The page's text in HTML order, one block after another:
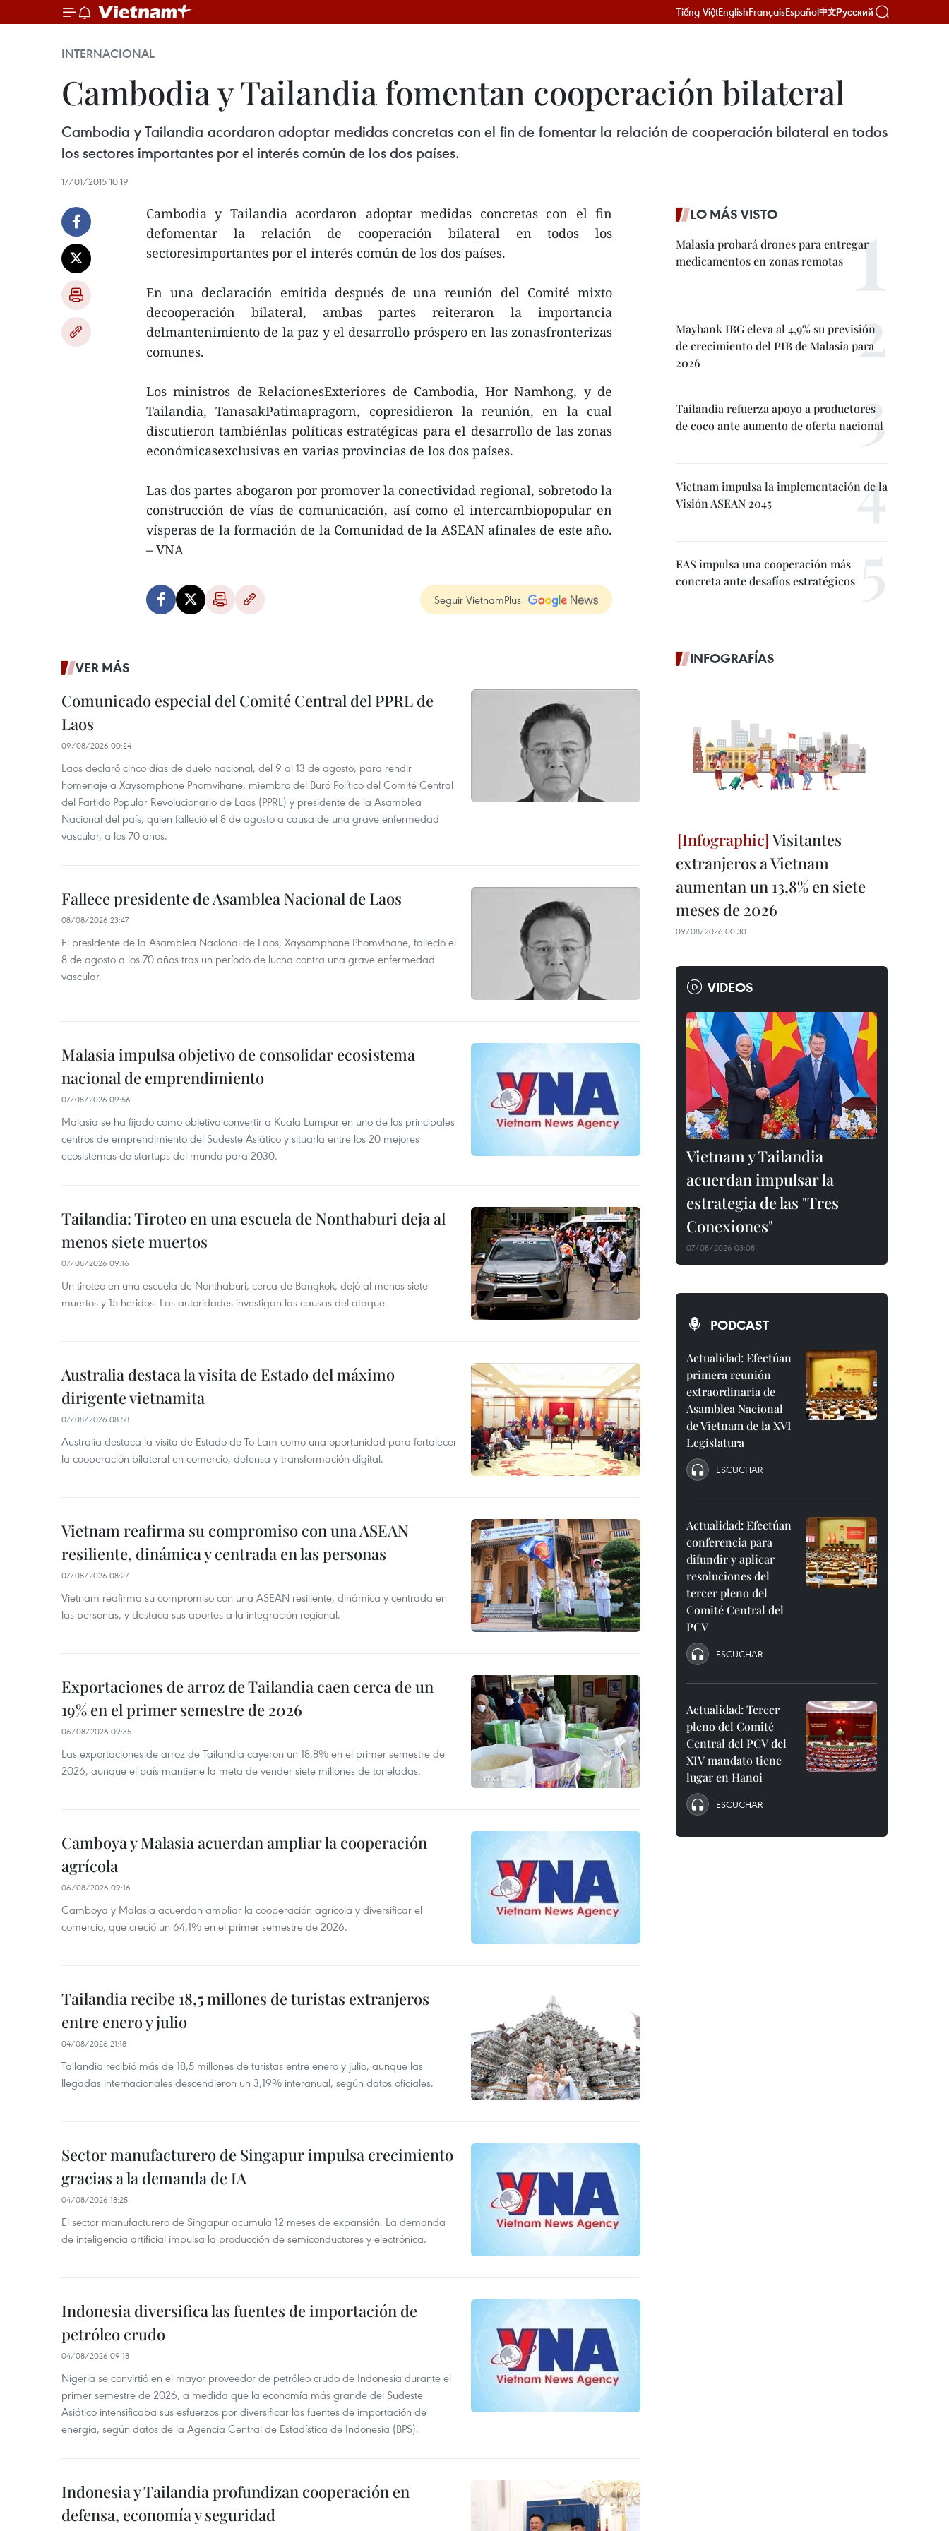
Tiếng ViệtEnglishFrançaisEspañol中文Русский
INTERNACIONAL
Cambodia y Tailandia fomentan cooperación bilateral
Cambodia y Tailandia acordaron adoptar medidas concretas con el fin de fomentar la relación de cooperación bilateral en todos
los sectores importantes por el interés común de los dos países.
17/01/2015 10:19
Cambodia y Tailandia acordaron adoptar medidas concretas con el fin
defomentar la relación de cooperación bilateral en todos los
sectoresimportantes por el interés común de los dos países.
En una declaración emitida después de una reunión del Comité mixto
decooperación bilateral, ambas partes reiteraron la importancia
delmantenimiento de la paz y el desarrollo próspero en las zonasfronterizas
comunes.
Los ministros de RelacionesExteriores de Cambodia, Hor Namhong, y de
Tailandia, TanasakPatimapragorn, copresidieron la reunión, en la cual
discutieron tambiénlas políticas estratégicas para el desarrollo de las zonas
económicasexclusivas en varias provincias de los dos países.
Las dos partes abogaron por promover la conectividad regional, sobretodo la
construcción de vías de comunicación, así como el intercambiopopular en
vísperas de la formación de la Comunidad de la ASEAN afinales de este año.
– VNA
Seguir VietnamPlus
VER MÁS
Comunicado especial del Comité Central del PPRL de
Laos
09/08/2026 00:24
Laos declaró cinco días de duelo nacional, del 9 al 13 de agosto, para rendir
homenaje a Xaysomphone Phomvihane, miembro del Buró Político del Comité Central
del Partido Popular Revolucionario de Laos (PPRL) y presidente de la Asamblea
Nacional del país, quien falleció el 8 de agosto a causa de una grave enfermedad
vascular, a los 70 años.
Fallece presidente de Asamblea Nacional de Laos
08/08/2026 23:47
El presidente de la Asamblea Nacional de Laos, Xaysomphone Phomvihane, falleció el
8 de agosto a los 70 años tras un período de lucha contra una grave enfermedad
vascular.
Malasia impulsa objetivo de consolidar ecosistema
nacional de emprendimiento
07/08/2026 09:56
Malasia se ha fijado como objetivo convertir a Kuala Lumpur en uno de los principales
centros de emprendimiento del Sudeste Asiático y situarla entre los 20 mejores
ecosistemas de startups del mundo para 2030.
Tailandia: Tiroteo en una escuela de Nonthaburi deja al
menos siete muertos
07/08/2026 09:16
Un tiroteo en una escuela de Nonthaburi, cerca de Bangkok, dejó al menos siete
muertos y 15 heridos. Las autoridades investigan las causas del ataque.
Australia destaca la visita de Estado del máximo
dirigente vietnamita
07/08/2026 08:58
Australia destaca la visita de Estado de To Lam como una oportunidad para fortalecer
la cooperación bilateral en comercio, defensa y transformación digital.
Vietnam reafirma su compromiso con una ASEAN
resiliente, dinámica y centrada en las personas
07/08/2026 08:27
Vietnam reafirma su compromiso con una ASEAN resiliente, dinámica y centrada en
las personas, y destaca sus aportes a la integración regional.
Exportaciones de arroz de Tailandia caen cerca de un
19% en el primer semestre de 2026
06/08/2026 09:35
Las exportaciones de arroz de Tailandia cayeron un 18,8% en el primer semestre de
2026, aunque el país mantiene la meta de vender siete millones de toneladas.
Camboya y Malasia acuerdan ampliar la cooperación
agrícola
06/08/2026 09:16
Camboya y Malasia acuerdan ampliar la cooperación agrícola y diversificar el
comercio, que creció un 64,1% en el primer semestre de 2026.
Tailandia recibe 18,5 millones de turistas extranjeros
entre enero y julio
04/08/2026 21:18
Tailandia recibió más de 18,5 millones de turistas entre enero y julio, aunque las
llegadas internacionales descendieron un 3,19% interanual, según datos oficiales.
Sector manufacturero de Singapur impulsa crecimiento
gracias a la demanda de IA
04/08/2026 18:25
El sector manufacturero de Singapur acumula 12 meses de expansión. La demanda
de inteligencia artificial impulsa la producción de semiconductores y electrónica.
Indonesia diversifica las fuentes de importación de
petróleo crudo
04/08/2026 09:18
Nigeria se convirtió en el mayor proveedor de petróleo crudo de Indonesia durante el
primer semestre de 2026, a medida que la economía más grande del Sudeste
Asiático intensificaba sus esfuerzos por diversificar las fuentes de importación de
energía, según datos de la Agencia Central de Estadística de Indonesia (BPS).
Indonesia y Tailandia profundizan cooperación en
defensa, economía y seguridad
LO MÁS VISTO
Malasia probará drones para entregar
medicamentos en zonas remotas
Maybank IBG eleva al 4,9% su previsión
de crecimiento del PIB de Malasia para
2026
Tailandia refuerza apoyo a productores
de coco ante aumento de oferta nacional
Vietnam impulsa la implementación de la
Visión ASEAN 2045
EAS impulsa una cooperación más
concreta ante desafíos estratégicos
INFOGRAFÍAS
Visitantes
extranjeros a Vietnam
aumentan un 13,8% en siete
meses de 2026
09/08/2026 00:30
VIDEOS
Vietnam y Tailandia
acuerdan impulsar la
estrategia de las "Tres
Conexiones"
07/08/2026 03:08
PODCAST
Actualidad: Efectúan
primera reunión
extraordinaria de
Asamblea Nacional
de Vietnam de la XVI
Legislatura
ESCUCHAR
Actualidad: Efectúan
conferencia para
difundir y aplicar
resoluciones del
tercer pleno del
Comité Central del
PCV
ESCUCHAR
Actualidad: Tercer
pleno del Comité
Central del PCV del
XIV mandato tiene
lugar en Hanoi
ESCUCHAR